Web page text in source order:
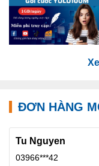
ĐƠN HÀNG
Tu Nguyen
03966***42